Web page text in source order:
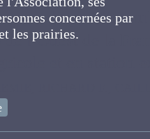
de prairies
de l’Ouest de la
et toutes les
les cultures